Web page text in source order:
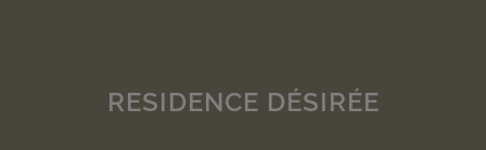
RESIDENCE DÉSIRÉE